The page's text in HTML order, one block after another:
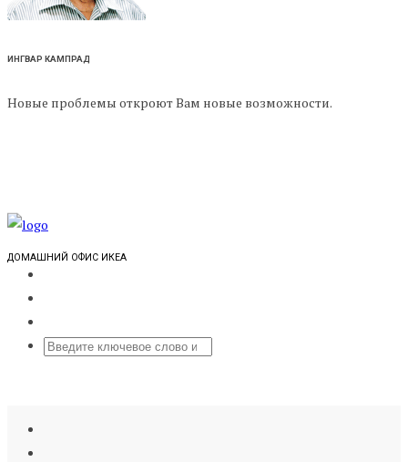
ИНГВАР КАМПРАД
Новые проблемы откроют Вам новые возможности.
ДОМАШНИЙ ОФИС ИКЕА